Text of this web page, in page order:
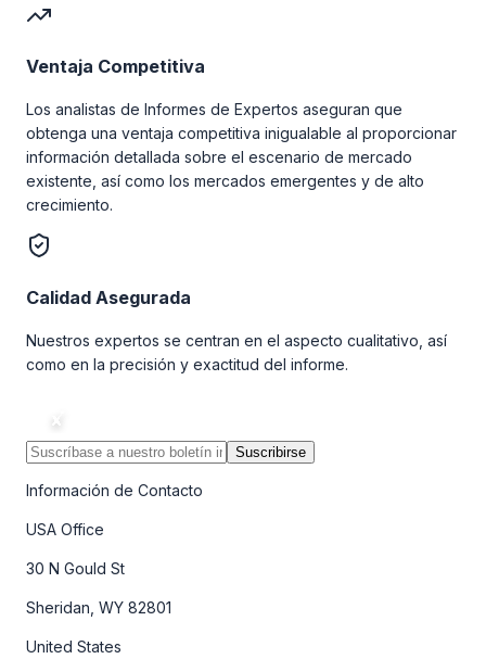
Ventaja Competitiva
Los analistas de Informes de Expertos aseguran que
obtenga una ventaja competitiva inigualable al proporcionar
información detallada sobre el escenario de mercado
existente, así como los mercados emergentes y de alto
crecimiento.
Calidad Asegurada
Nuestros expertos se centran en el aspecto cualitativo, así
como en la precisión y exactitud del informe.
Suscribirse
Información de Contacto
USA Office
30 N Gould St
Sheridan, WY 82801
United States